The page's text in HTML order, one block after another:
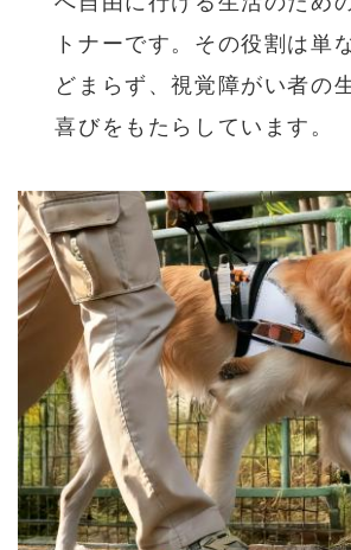
トナーです。その役割は単
どまらず、視覚障がい者の
喜びをもたらしています。